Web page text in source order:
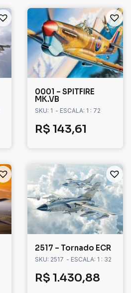
0001 – SPITFIRE
MK.VB
SKU: 1 - ESCALA: 1 : 72
R$ 143,61
2517 – Tornado ECR
SKU: 2517 - ESCALA: 1 : 32
R$ 1.430,88